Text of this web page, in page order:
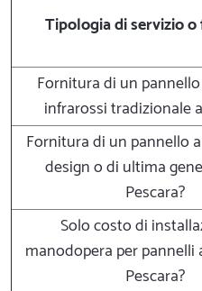
Tipologia di servizio
Fornitura di un
infrarossi tradizionale
Fornitura di un pannello
design o di ultima
Pescara?
Solo costo di
manodopera per pannelli
Pescara?